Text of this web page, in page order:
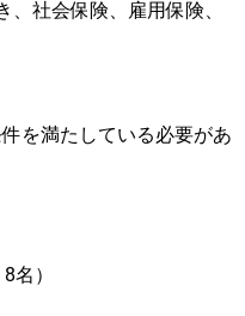
、社会保険、雇用保険、
を満たしている必要があ
名）